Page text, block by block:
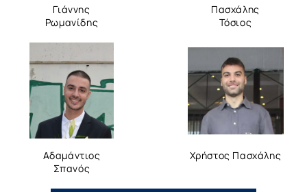
Γιάννης
Ρωμανίδης
Πασχάλης
Τόσιος
Αδαμάντιος
Σπανός
Χρήστος Πασχάλης